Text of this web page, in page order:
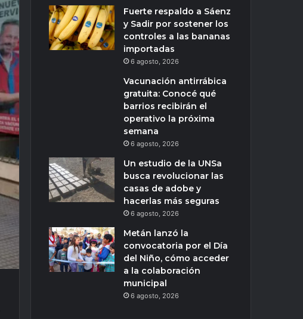
Fuerte respaldo a Sáenz
y Sadir por sostener los
controles a las bananas
importadas
6 agosto, 2026
Vacunación antirrábica
gratuita: Conocé qué
barrios recibirán el
operativo la próxima
semana
6 agosto, 2026
Un estudio de la UNSa
busca revolucionar las
casas de adobe y
hacerlas más seguras
6 agosto, 2026
Metán lanzó la
convocatoria por el Día
del Niño, cómo acceder
a la colaboración
municipal
6 agosto, 2026